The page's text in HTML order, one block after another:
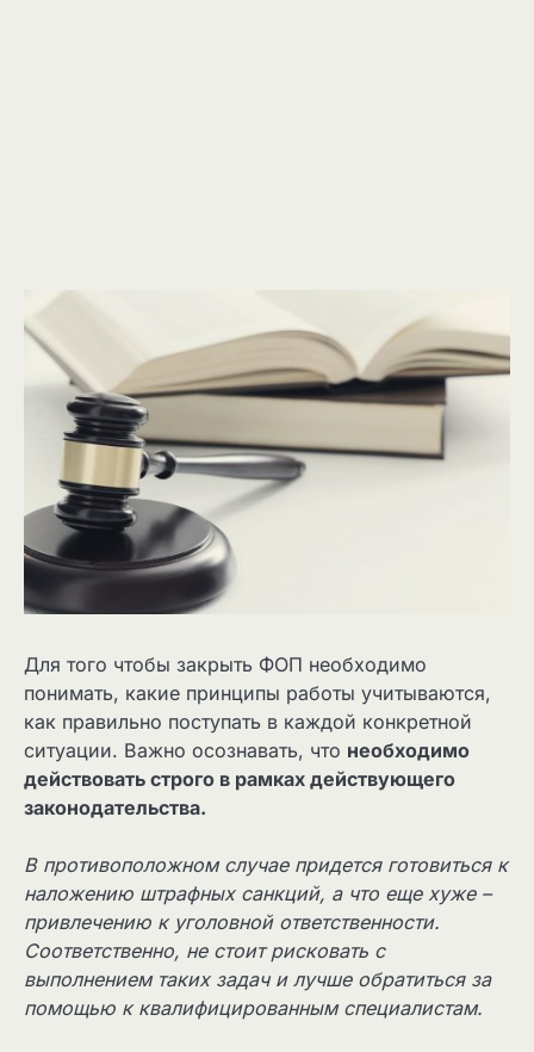
Для того чтобы закрыть ФОП необходимо
понимать, какие принципы работы учитываются,
как правильно поступать в каждой конкретной
ситуации. Важно осознавать, что необходимо
действовать строго в рамках действующего
законодательства.
В противоположном случае придется готовиться к
наложению штрафных санкций, а что еще хуже –
привлечению к уголовной ответственности.
Соответственно, не стоит рисковать с
выполнением таких задач и лучше обратиться за
помощью к квалифицированным специалистам.